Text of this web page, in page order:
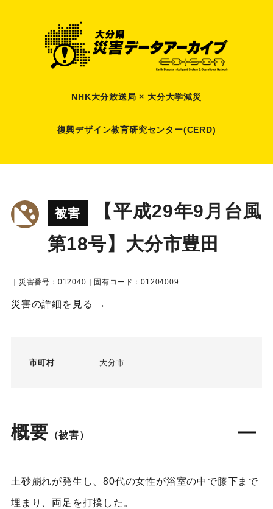
NHK大分放送局 × 大分大学減災
復興デザイン教育研究センター(CERD)
被害
【平成29年9月台風
第18号】大分市豊田
｜災害番号：012040｜固有コード：01204009
災害の詳細を見る →
市町村 大分市
概要 （被害）
土砂崩れが発生し、80代の女性が浴室の中で膝下まで
埋まり、両足を打撲した。